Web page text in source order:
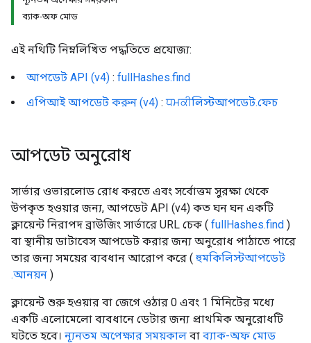
ব্যাক-অফ মোড
এই নথিটি নিম্নলিখিত পদ্ধতিতে প্রযোজ্য:
আপডেট API (v4) : fullHashes.find
এপিআই আপডেট করুন (v4) :ਧਮਕੀলিস্টআপডেট.ফেচ
আপডেট অনুরোধ
সার্ভার ওভারলোড রোধ করতে এবং সর্বোত্তম সুরক্ষা থেকে
উপকৃত হওয়ার জন্য, আপডেট API (v4) কত ঘন ঘন একটি
ক্লায়েন্ট নিরাপদ ব্রাউজিং সার্ভারে URL চেক ( fullHashes.find )
বা স্থানীয় ডাটাবেস আপডেট করার জন্য অনুরোধ পাঠাতে পারে
তার জন্য সময়ের ব্যবধান আরোপ করে ( হুমকিলিস্টআপডেট
.আনয়ন )
ক্লায়েন্ট শুরু হওয়ার বা জেগে ওঠার 0 এবং 1 মিনিটের মধ্যে
একটি এলোমেলো ব্যবধানে ডেটার জন্য প্রাথমিক অনুরোধটি
ঘটতে হবে। ন্যূনতম অপেক্ষার সময়কাল বা ব্যাক-অফ মোড